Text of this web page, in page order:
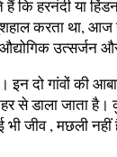
या हिंडन
करता था,
उत्सर्जन और
इन दो गांवों
जाता है।
जीव , मछली